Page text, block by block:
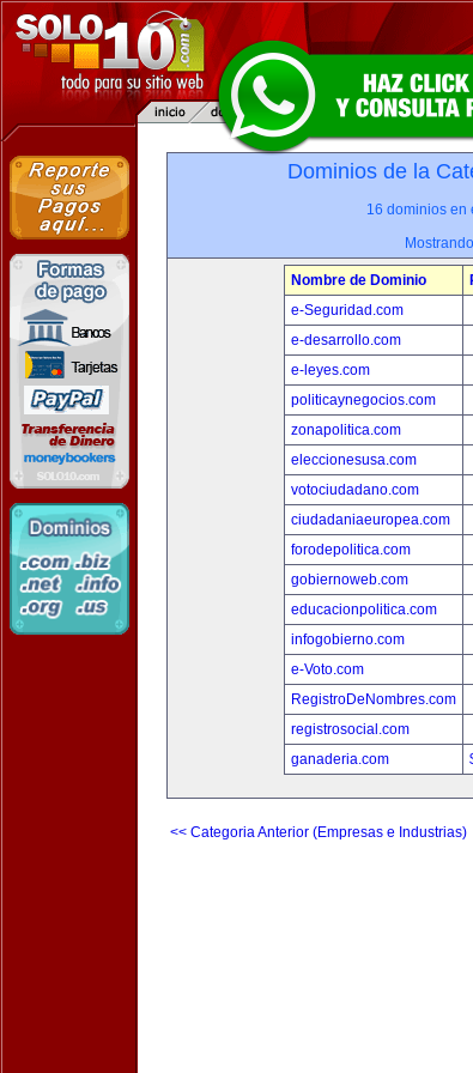
Dominios de la
16 dominios en
Nombre de Dominio
e-Seguridad.com
e-desarrollo.com
e-leyes.com
politicaynegocios.com
zonapolitica.com
eleccionesusa.com
votociudadano.com
ciudadaniaeuropea.com
forodepolitica.com
gobiernoweb.com
educacionpolitica.com
infogobierno.com
e-Voto.com
RegistroDeNombres.com
registrosocial.com
ganaderia.com
<< Categoria Anterior (Empresas e Industrias)